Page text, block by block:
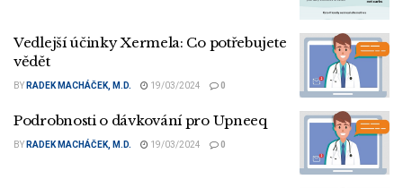
Vedlejší účinky Xermela: Co potřebujete
vědět
BY RADEK MACHÁČEK, M.D. 19/03/2024 0
Podrobnosti o dávkování pro Upneeq
BY RADEK MACHÁČEK, M.D. 19/03/2024 0